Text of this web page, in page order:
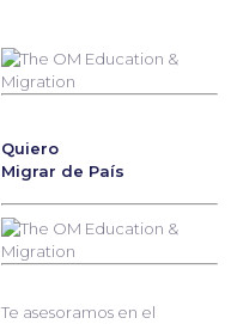
Quiero
Migrar de País
Te asesoramos en el